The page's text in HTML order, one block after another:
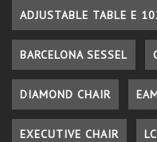
ADJUSTABLE TABLE E
BARCELONA SESSEL
DIAMOND CHAIR
EXECUTIVE CHAIR